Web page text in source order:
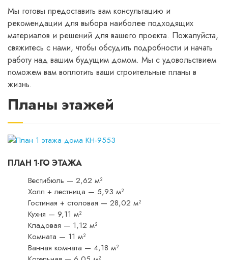
Мы готовы предоставить вам консультацию и
рекомендации для выбора наиболее подходящих
материалов и решений для вашего проекта. Пожалуйста,
свяжитесь с нами, чтобы обсудить подробности и начать
работу над вашим будущим домом. Мы с удовольствием
поможем вам воплотить ваши строительные планы в
жизнь.
Планы этажей
ПЛАН 1-ГО ЭТАЖА
Вестибюль — 2,62 м²
Холл + лестница — 5,93 м²
Гостиная + столовая — 28,02 м²
Кухня — 9,11 м²
Кладовая — 1,12 м²
Комната — 11 м²
Ванная комната — 4,18 м²